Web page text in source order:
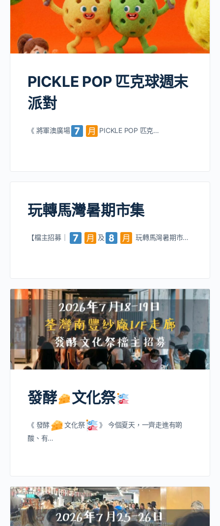
PICKLE POP 匹克球週末
派對
《 將軍澳廣場 PICKLE POP 匹克…
玩轉馬灣暑期市集
【檔主招募｜ 及 玩轉馬灣暑期市…
發酵 文化祭
《 發酵 文化祭
》 今個夏天，一齊走進有啲
酸、有…